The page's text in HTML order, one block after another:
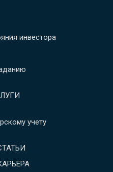
инвестора
учету